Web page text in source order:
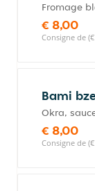
Fromage
€ 8,00
Consigne de
Bami
Okra,
€ 8,00
Consigne de